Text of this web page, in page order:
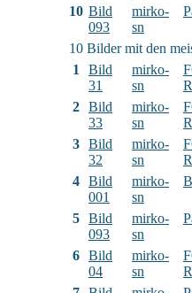
10 Bild
093
mirko-
sn
10 Bilder mit den
1
Bild
31
mirko-
sn
2 Bild
33
mirko-
sn
3 Bild
32
mirko-
sn
4 Bild
001
mirko-
sn
5 Bild
093
mirko-
sn
6 Bild
04
mirko-
sn